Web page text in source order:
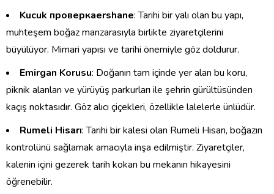
Kucuk проверкаershane: Tarihi bir yalı olan bu yapı,
muhteşem boğaz manzarasıyla birlikte ziyaretçilerini
büyülüyor. Mimari yapısı ve tarihi önemiyle göz doldurur.
Emirgan Korusu: Doğanın tam içinde yer alan bu koru,
piknik alanları ve yürüyüş parkurları ile şehrin gürültüsünden
kaçış noktasıdır. Göz alıcı çiçekleri, özellikle lalelerle ünlüdür.
Rumeli Hisarı: Tarihi bir kalesi olan Rumeli Hisarı, boğazın
kontrolünü sağlamak amacıyla inşa edilmiştir. Ziyaretçiler,
kalenin içini gezerek tarih kokan bu mekanın hikayesini
öğrenebilir.